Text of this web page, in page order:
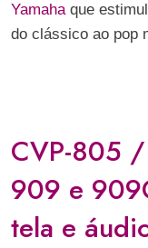
Yamaha que
do clássico ao pop
CVP-805
909 e
tela e